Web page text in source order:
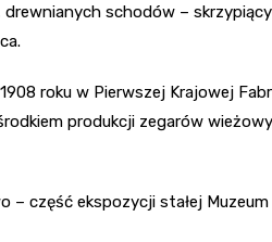
schodów –
roku w Pierwszej Krajowej
produkcji zegarów
ekspozycji stałej